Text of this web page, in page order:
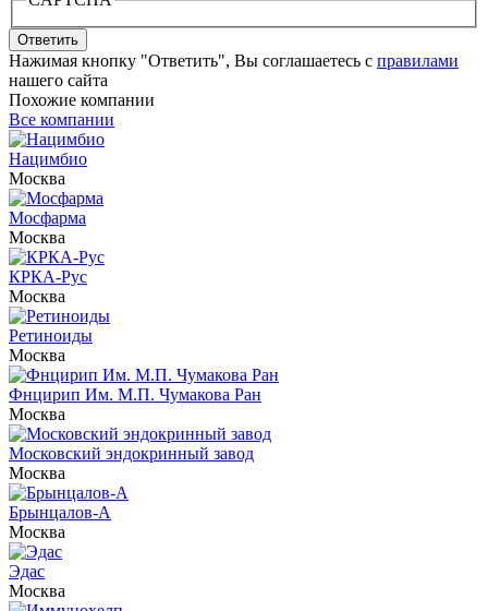
Ответить
Нажимая кнопку "Ответить", Вы соглашаетесь с правилами
нашего сайта
Похожие компании
Все компании
Нацимбио
Москва
Мосфарма
Москва
КРКА-Рус
Москва
Ретиноиды
Москва
Фнцирип Им. М.П. Чумакова Ран
Москва
Московский эндокринный завод
Москва
Брынцалов-А
Москва
Эдас
Москва